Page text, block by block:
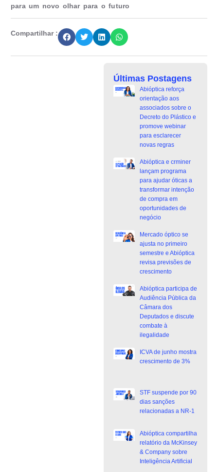
para um novo olhar para o futuro
Compartilhar :
Últimas Postagens
Abióptica reforça
orientação aos
associados sobre o
Decreto do Plástico e
promove webinar
para esclarecer
novas regras
Abióptica e crminer
lançam programa
para ajudar óticas a
transformar intenção
de compra em
oportunidades de
negócio
Mercado óptico se
ajusta no primeiro
semestre e Abióptica
revisa previsões de
crescimento
Abióptica participa de
Audiência Pública da
Câmara dos
Deputados e discute
combate à
ilegalidade
ICVA de junho mostra
crescimento de 3%
STF suspende por 90
dias sanções
relacionadas a NR-1
Abióptica compartilha
relatório da McKinsey
& Company sobre
Inteligência Artificial